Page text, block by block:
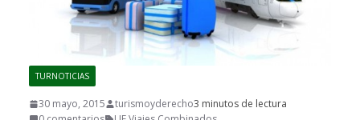
TURNOTICIAS
30 mayo, 2015 turismoyderecho3 minutos de lectura